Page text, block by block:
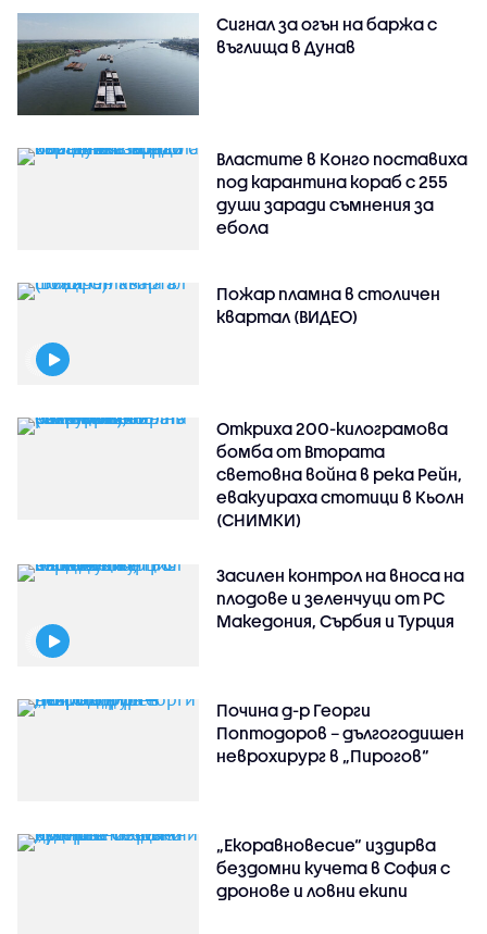
Сигнал за огън на баржа с
въглища в Дунав
Властите в Конго поставиха
под карантина кораб с 255
души заради съмнения за
ебола
Пожар пламна в столичен
квартал (ВИДЕО)
Откриха 200-килограмова
бомба от Втората
световна война в река Рейн,
евакуираха стотици в Кьолн
(СНИМКИ)
Засилен контрол на вноса на
плодове и зеленчуци от РС
Македония, Сърбия и Турция
Почина д-р Георги
Поптодоров – дългогодишен
неврохирург в „Пирогов“
„Екоравновесие“ издирва
бездомни кучета в София с
дронове и ловни екипи